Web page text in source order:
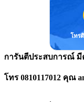
โทร
การันตีประสบการณ์ มี
โทร 0810117012 คุณ